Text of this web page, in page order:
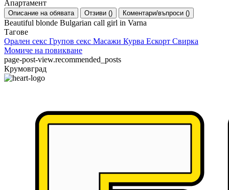
Апартамент
Описание на обявата Отзиви () Коментари/въпроси ()
Beautiful blonde Bulgarian call girl in Varna
Тагове
Орален секс Групов секс Масажи Курва Ескорт Свирка
Момиче на повикване
page-post-view.recommended_posts
Крумовград